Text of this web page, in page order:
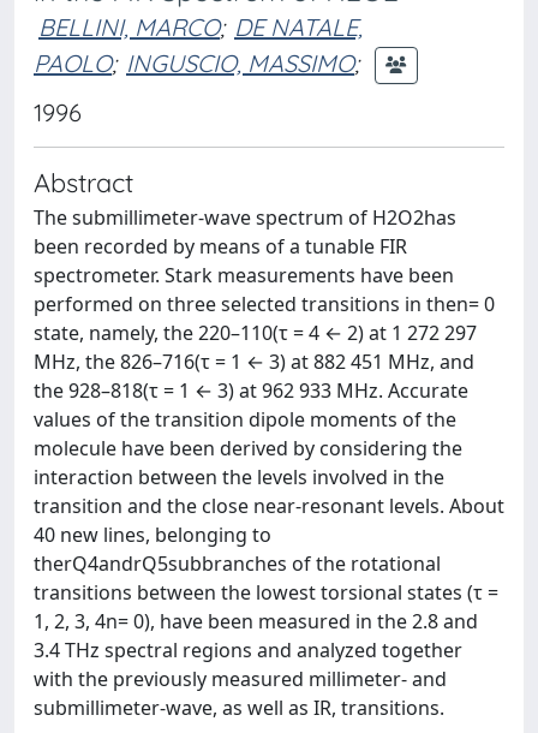
BELLINI, MARCO; DE NATALE,
PAOLO; INGUSCIO, MASSIMO;
1996
Abstract
The submillimeter-wave spectrum of H2O2has
been recorded by means of a tunable FIR
spectrometer. Stark measurements have been
performed on three selected transitions in then= 0
state, namely, the 220–110(τ = 4 ← 2) at 1 272 297
MHz, the 826–716(τ = 1 ← 3) at 882 451 MHz, and
the 928–818(τ = 1 ← 3) at 962 933 MHz. Accurate
values of the transition dipole moments of the
molecule have been derived by considering the
interaction between the levels involved in the
transition and the close near-resonant levels. About
40 new lines, belonging to
therQ4andrQ5subbranches of the rotational
transitions between the lowest torsional states (τ =
1, 2, 3, 4n= 0), have been measured in the 2.8 and
3.4 THz spectral regions and analyzed together
with the previously measured millimeter- and
submillimeter-wave, as well as IR, transitions.